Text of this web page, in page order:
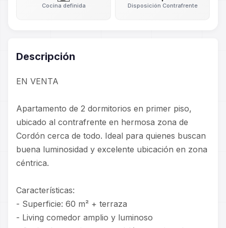
Cocina definida Disposición Contrafrente
Descripción
EN VENTA
Apartamento de 2 dormitorios en primer piso,
ubicado al contrafrente en hermosa zona de
Cordón cerca de todo. Ideal para quienes buscan
buena luminosidad y excelente ubicación en zona
céntrica.
Características:
- Superficie: 60 m² + terraza
- Living comedor amplio y luminoso